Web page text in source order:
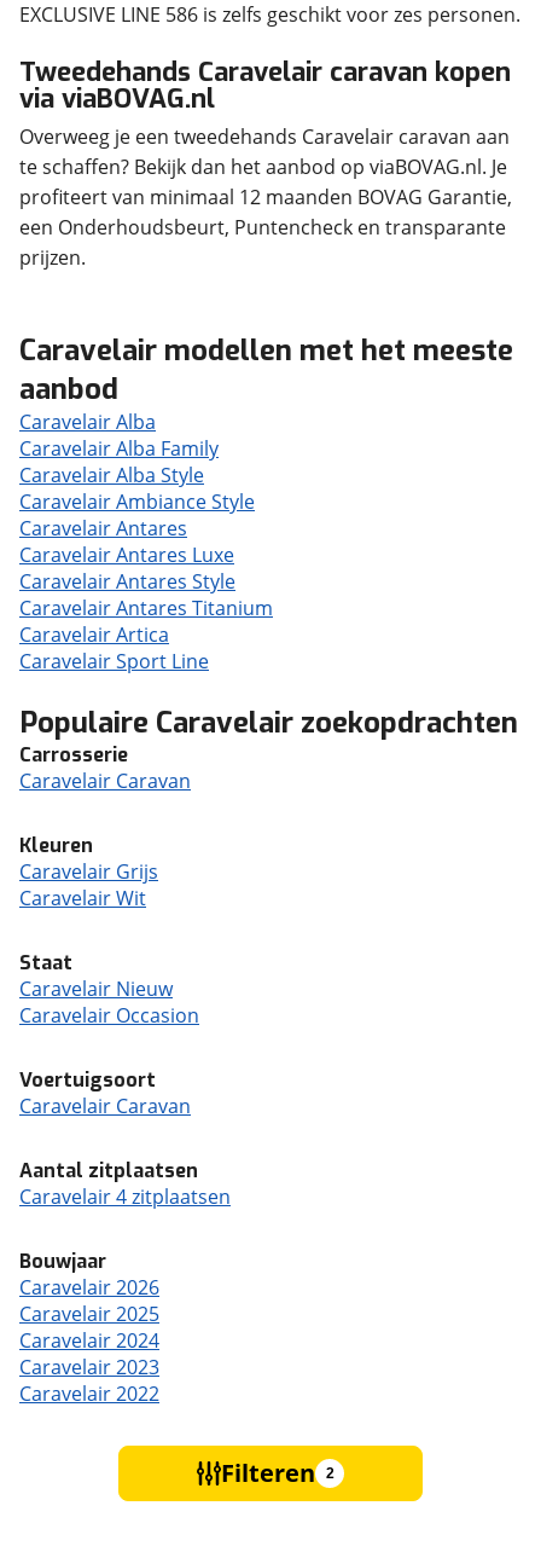
EXCLUSIVE LINE 586 is zelfs geschikt voor zes personen.
Tweedehands Caravelair caravan kopen
via viaBOVAG.nl
Overweeg je een tweedehands Caravelair caravan aan
te schaffen? Bekijk dan het aanbod op viaBOVAG.nl. Je
profiteert van minimaal 12 maanden BOVAG Garantie,
een Onderhoudsbeurt, Puntencheck en transparante
prijzen.
Caravelair modellen met het meeste
aanbod
Caravelair Alba
Caravelair Alba Family
Caravelair Alba Style
Caravelair Ambiance Style
Caravelair Antares
Caravelair Antares Luxe
Caravelair Antares Style
Caravelair Antares Titanium
Caravelair Artica
Caravelair Sport Line
Populaire Caravelair zoekopdrachten
Carrosserie
Caravelair Caravan
Kleuren
Caravelair Grijs
Caravelair Wit
Staat
Caravelair Nieuw
Caravelair Occasion
Voertuigsoort
Caravelair Caravan
Aantal zitplaatsen
Caravelair 4 zitplaatsen
Bouwjaar
Caravelair 2026
Caravelair 2025
Caravelair 2024
Caravelair 2023
Caravelair 2022
Filteren 2